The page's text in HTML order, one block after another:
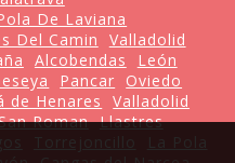
De Laviana
Del Camin
Valladolid
Alcobendas
León
Pancar
Oviedo
de Henares
Valladolid
Roman Llastres